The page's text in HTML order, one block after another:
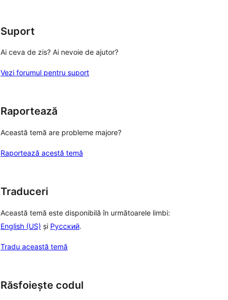
Suport
Ai ceva de zis? Ai nevoie de ajutor?
Vezi forumul pentru suport
Raportează
Această temă are probleme majore?
Raportează acestă temă
Traduceri
Această temă este disponibilă în următoarele limbi:
English (US) și Русский.
Tradu această temă
Răsfoiește codul